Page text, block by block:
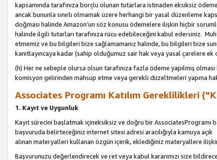
kapsamında tarafınıza borçlu olunan tutarlara istinaden eksiksiz
ancak bununla sınırlı olmamak üzere herhangi bir yasal düzenleme
doğması halinde Amazon’un söz konusu ödemelere ilişkin hiçbir
halinde ilgili tutarları tarafınıza rücu edebileceğini kabul edersiniz.
etmemiz ve bu bilgileri bize sağlamamanız halinde, bu bilgileri bize
kanıtlayıncaya kadar (sahip olduğumuz sair hak veya yasal çarelere
(h) Her ne sebeple olursa olsun tarafınıza fazla ödeme yapılmış
komisyon gelirinden mahsup etme veya gerekli düzeltmeleri yapma
Associates Programı Katılım Gereklilikleri
1. Kayıt ve Uygunluk
Kayıt sürecini başlatmak içineksiksiz ve doğru bir AssociatesProgramı
başvuruda belirteceğiniz internet sitesi adresi aracılığıyla kamuya
alınan materyalleri kullanan özgün içerik, eklediğiniz materyallere
Başvurunuzu değerlendirecek ve ret veya kabul kararımızı size